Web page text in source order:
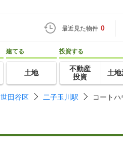
最近見た物件 0
建てる
土地
投資する
不動産
投資
土地
世田谷区 二子玉川駅 コート